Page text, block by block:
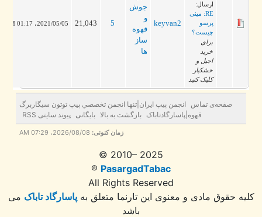
ارسال:
RE: مینی
چیست؟
اجیل و
خشکبار
کلیک کنید
keyvan2
جوش
قهوه
21,043 2021/05/05، 01:17 PM
صفحه‌ی تماس
انجمن پيپ ايران|تنها انجمن تخصصي پيپ توتون سيگاربرگ
قهوه|پاسارگادتاباک بازگشت به بالا بایگانی پیوند سایتی RSS
زمان کنونی:2026/08/08، 07:29 AM
© 2010– 2025
®PasargadTabac
All Rights Reserved
حقوق مادی و معنوی اين تارنما متعلق بهپاسارگاد تاباکمی